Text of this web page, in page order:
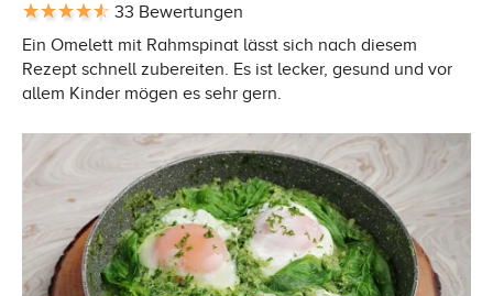
33 Bewertungen
Ein Omelett mit Rahmspinat lässt sich nach diesem
Rezept schnell zubereiten. Es ist lecker, gesund und vor
allem Kinder mögen es sehr gern.